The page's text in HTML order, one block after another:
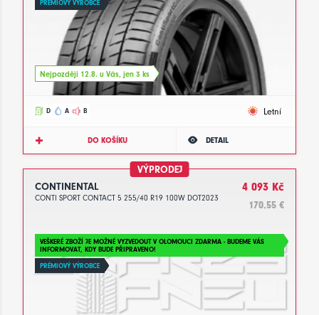
PRÉMIOVÝ VÝROBCE
Nejpozději 12.8. u Vás, jen 3 ks
D A B Letní
DO KOŠÍKU DETAIL
VÝPRODEJ
CONTINENTAL
CONTI SPORT CONTACT 5 255/40 R19 100W DOT2023
4 093 Kč
170.55 €
VEŠKERÉ ZBOŽÍ JE MOŽNÉ VYZVEDOUT V OLOMOUCI ZDARMA - BUDEME VÁS
INFORMOVAT, KDY BUDE PŘIPRAVENO!
PRÉMIOVÝ VÝROBCE